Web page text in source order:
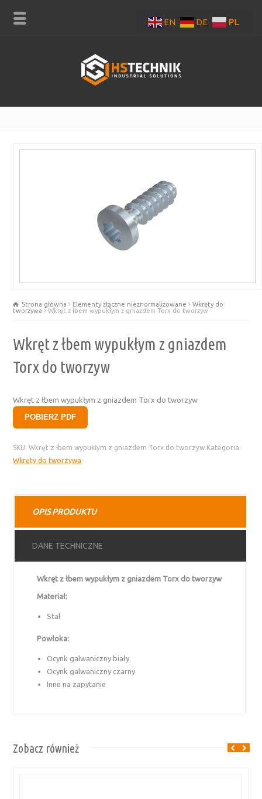
Strona główna Elementy złączne nieznormalizowane
Wkręty do
tworzywa
Wkręt z łbem wypukłym z gniazdem Torx do tworzyw
Wkręt z łbem wypukłym z gniazdem
Torx do tworzyw
Wkręt z łbem wypukłym z gniazdem Torx do tworzyw
POBIERZ PDF
SKU:Wkręt z łbem wypukłym z gniazdem Torx do tworzyw Kategoria:
Wkręty do tworzywa
OPIS PRODUKTU
DANE TECHNICZNE
Wkręt z łbem wypukłym z gniazdem Torx do tworzyw
Materiał:
Stal
Powłoka:
Ocynk galwaniczny biały
Ocynk galwaniczny czarny
Inne na zapytanie
Zobacz również
EN DE PL